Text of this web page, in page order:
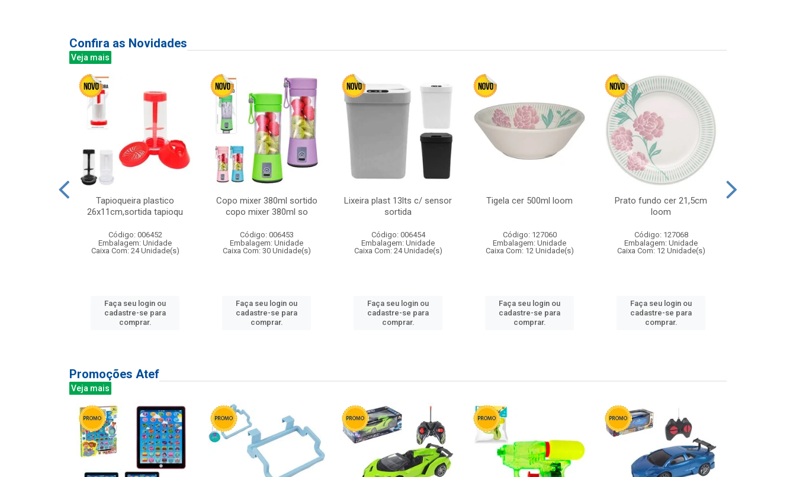
Confira as Novidades
Veja mais
Tapioqueira plastico
26x11cm,sortida tapioqu
Código: 006452
Embalagem: Unidade
Caixa Com: 24 Unidade(s)
Faça seu login ou
cadastre-se para
comprar.
Copo mixer 380ml sortido
copo mixer 380ml so
Código: 006453
Embalagem: Unidade
Caixa Com: 30 Unidade(s)
Faça seu login ou
cadastre-se para
comprar.
Lixeira plast 13lts c/ sensor
sortida
Código: 006454
Embalagem: Unidade
Caixa Com: 24 Unidade(s)
Faça seu login ou
cadastre-se para
comprar.
Tigela cer 500ml loom
Código: 127060
Embalagem: Unidade
Caixa Com: 12 Unidade(s)
Faça seu login ou
cadastre-se para
comprar.
Prato fundo cer 21,5cm
loom
Código: 127068
Embalagem: Unidade
Caixa Com: 12 Unidade(s)
Faça seu login ou
cadastre-se para
comprar.
Promoções Atef
Veja mais